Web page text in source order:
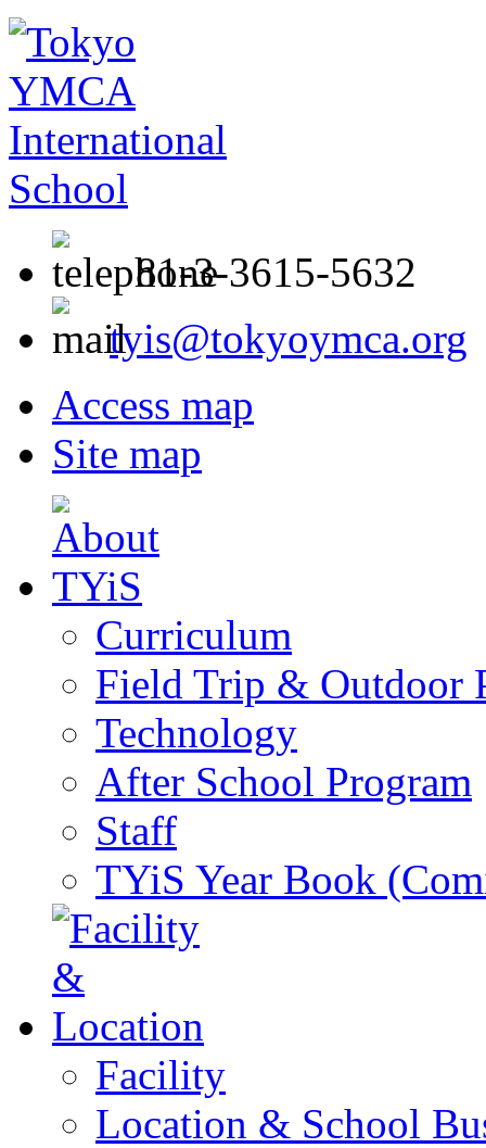
81-3-3615-5632
tyis@tokyoymca.org
Access map
Site map
Curriculum
Field Trip & Outdoor
Technology
After School Program
Staff
TYiS Year Book
Facility
Location & School